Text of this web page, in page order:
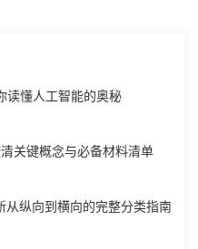
读懂人工智能的奥秘
关键概念与必备材料清单
从纵向到横向的完整分类指南